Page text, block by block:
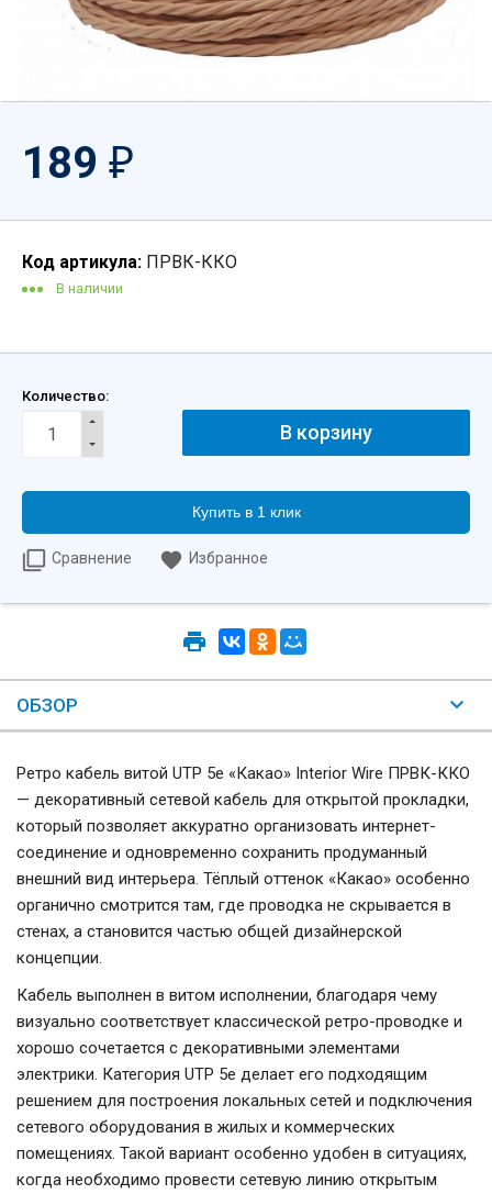
189 ₽
Код артикула: ПРВК-ККО
В наличии
Количество:
Купить в 1 клик
Сравнение Избранное
ОБЗОР
Ретро кабель витой UTP 5e «Какао» Interior Wire ПРВК-ККО
— декоративный сетевой кабель для открытой прокладки,
который позволяет аккуратно организовать интернет-
соединение и одновременно сохранить продуманный
внешний вид интерьера. Тёплый оттенок «Какао» особенно
органично смотрится там, где проводка не скрывается в
стенах, а становится частью общей дизайнерской
концепции.
Кабель выполнен в витом исполнении, благодаря чему
визуально соответствует классической ретро-проводке и
хорошо сочетается с декоративными элементами
электрики. Категория UTP 5e делает его подходящим
решением для построения локальных сетей и подключения
сетевого оборудования в жилых и коммерческих
помещениях. Такой вариант особенно удобен в ситуациях,
когда необходимо провести сетевую линию открытым